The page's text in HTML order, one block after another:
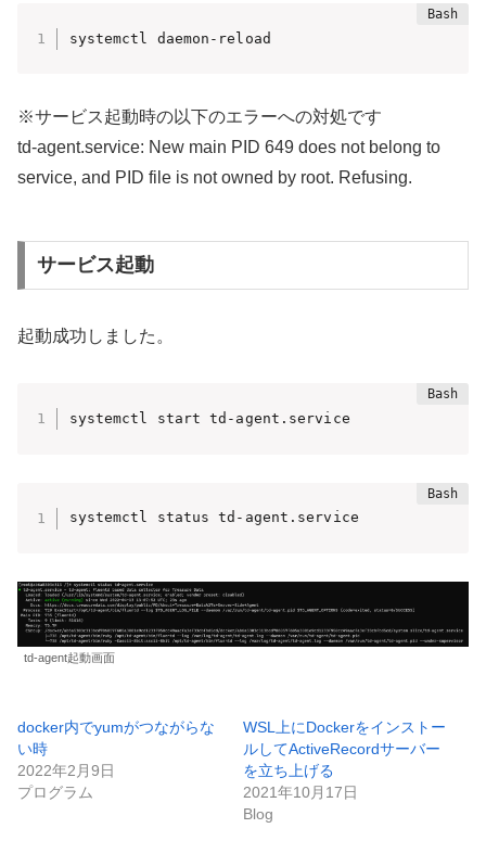
systemctl daemon-reload
※サービス起動時の以下のエラーへの対処です
td-agent.service: New main PID 649 does not belong to
service, and PID file is not owned by root. Refusing.
サービス起動
起動成功しました。
systemctl start td-agent.service
systemctl status td-agent.service
td-agent起動画面
docker内でyumがつながらな
い時
2022年2月9日
プログラム
WSL上にDockerをインストー
ルしてActiveRecordサーバー
を立ち上げる
2021年10月17日
Blog